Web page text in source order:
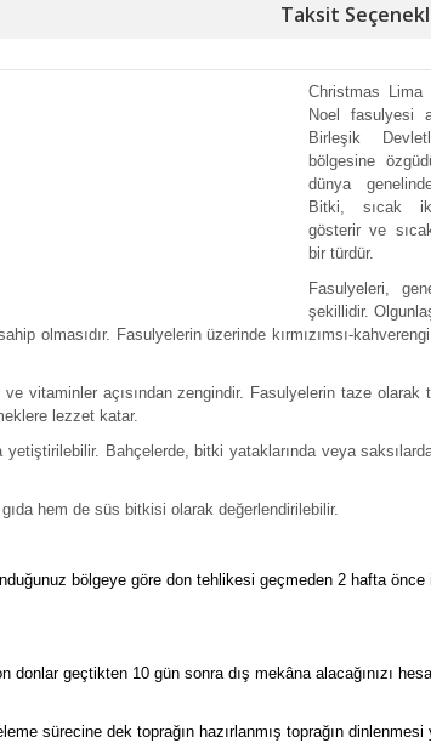
Taksit
Christmas
Noel fasulyesi
Birleşik
bölgesine
dünya
Bitki, sıcak
gösterir ve
bir türdür.
Fasulyeleri,
şekillidir.
olmasıdır. Fasulyelerin üzerinde kırmızımsı-
vitaminler açısından zengindir. Fasulyelerin taze olarak
lezzet katar.
Bahçelerde, bitki yataklarında veya
hem de süs bitkisi olarak değerlendirilebilir.
bölgeye göre don tehlikesi geçmeden 2 hafta
geçtikten 10 gün sonra dış mekâna alacağınızı
sürecine dek toprağın hazırlanmış toprağın dinlenmesi